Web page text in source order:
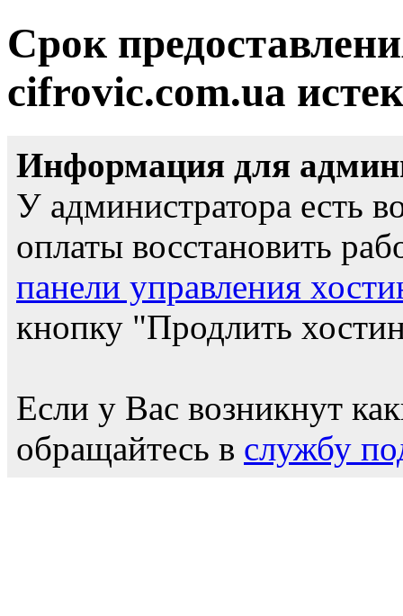
Срок
cifrovic.com.ua истек
Информация для
У администратора есть
оплаты восстановить
панели управления
кнопку "Продлить
Если у Вас возникнут
обращайтесь в службу